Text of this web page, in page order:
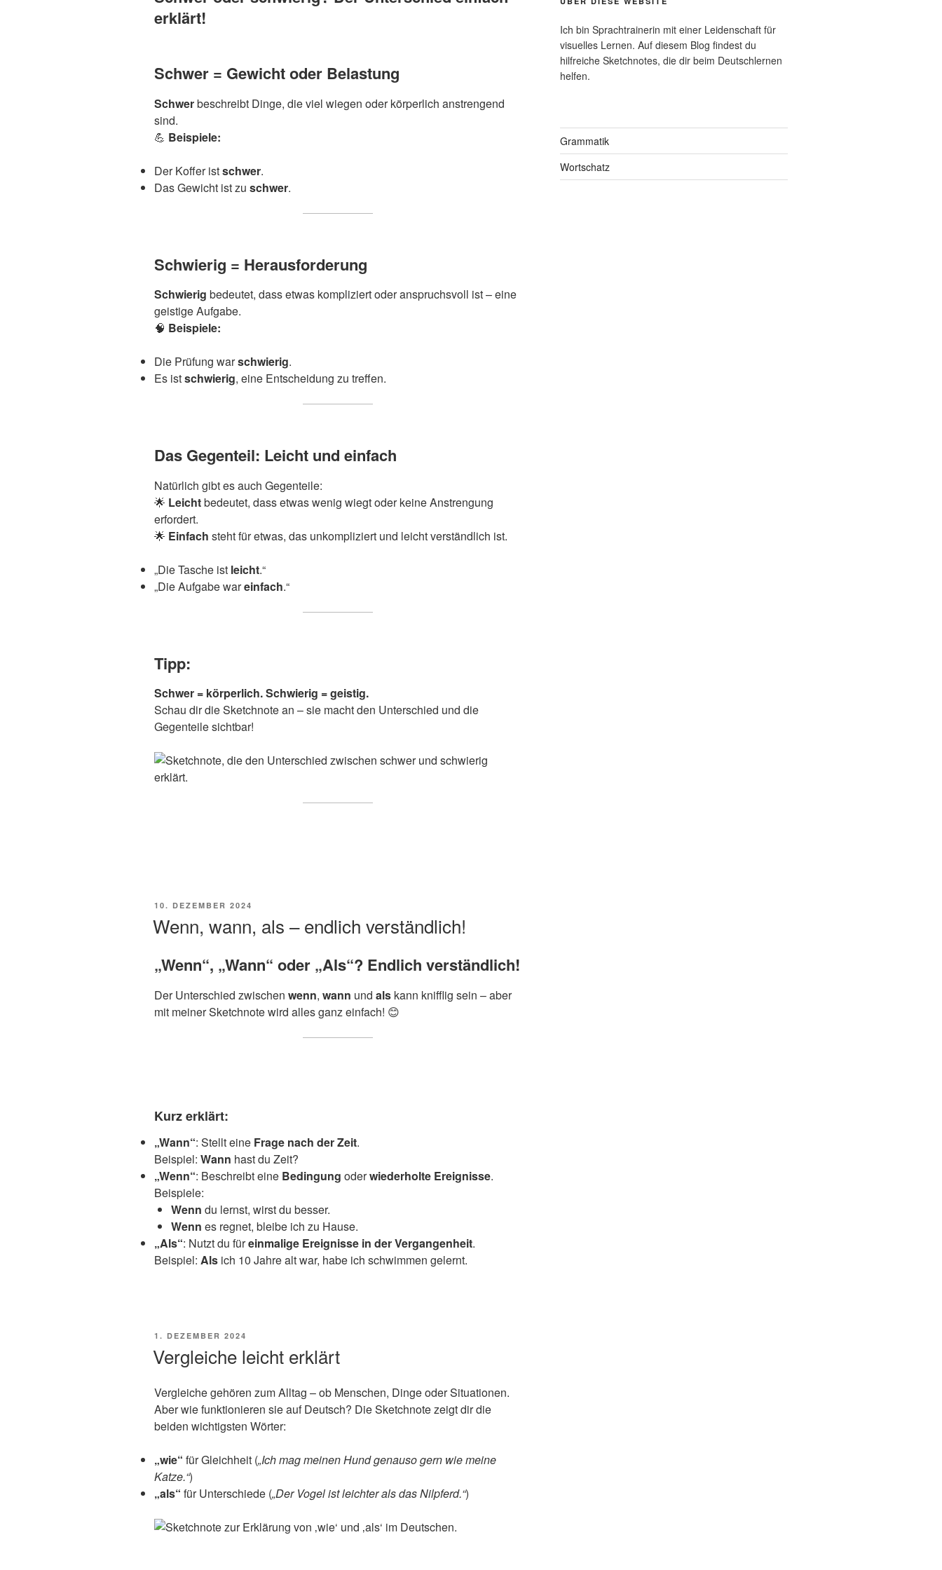
erklärt!
Schwer = Gewicht oder Belastung
Schwerbeschreibt Dinge, die viel wiegen oder körperlich anstrengend
sind.
💪 Beispiele:
Der Koffer istschwer.
Das Gewicht ist zu schwer.
Schwierig = Herausforderung
Schwierig bedeutet, dass etwas kompliziert oder anspruchsvoll ist – eine
geistige Aufgabe.
🧠 Beispiele:
Die Prüfung warschwierig.
Es istschwierig, eine Entscheidung zu treffen.
Das Gegenteil: Leicht und einfach
Natürlich gibt es auch Gegenteile:
🌟 Leichtbedeutet, dass etwas wenig wiegt oder keine Anstrengung
erfordert.
🌟 Einfach steht für etwas, das unkompliziert und leicht verständlich ist.
„Die Tasche ist leicht.“
„Die Aufgabe wareinfach.“
Tipp:
Schwer = körperlich.Schwierig = geistig.
Schau dir die Sketchnote an – sie macht den Unterschied und die
Gegenteile sichtbar!
VERÖFFENTLICHT
10. DEZEMBER 2024
Wenn, wann, als – endlich verständlich!
„Wenn“, „Wann“ oder „Als“? Endlich verständlich!
Der Unterschied zwischen wenn, wann und als kann knifflig sein – aber
mit meiner Sketchnote wird alles ganz einfach! 😊
Kurz erklärt:
„Wann“: Stellt eine Frage nach der Zeit.
Beispiel: Wann hast du Zeit?
„Wenn“: Beschreibt eine Bedingung oderwiederholte Ereignisse.
Beispiele:
Wenn du lernst, wirst du besser.
Wenn es regnet, bleibe ich zu Hause.
„Als“: Nutzt du füreinmalige Ereignisse in der Vergangenheit.
Beispiel: Als ich 10 Jahre alt war, habe ich schwimmen gelernt.
VERÖFFENTLICHT
1. DEZEMBER 2024
Vergleiche leicht erklärt
Vergleiche gehören zum Alltag – ob Menschen, Dinge oder Situationen.
Aber wie funktionieren sie auf Deutsch? Die Sketchnote zeigt dir die
beiden wichtigsten Wörter:
„wie“ für Gleichheit („Ich mag meinen Hund genauso gern wie meine
Katze.“)
„als“ für Unterschiede („Der Vogel ist leichter als das Nilpferd.“)
Ich bin Sprachtrainerin mit einer Leidenschaft für
visuelles Lernen. Auf diesem Blog findest du
hilfreiche Sketchnotes, die dir beim Deutschlernen
helfen.
Grammatik
Wortschatz